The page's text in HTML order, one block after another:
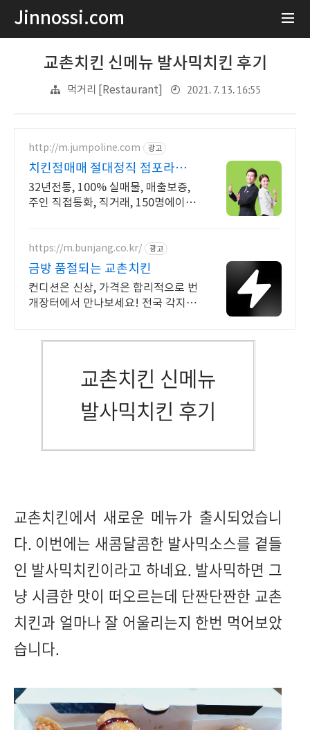
Jinnossi.com
교촌치킨 신메뉴 발사믹치킨 후기
먹거리 [Restaurant] 2021. 7. 13. 16:55
http://m.jumpoline.com 광고
치킨점매매 절대정직 점포라인
빠른 직거래 & 안전중개거래
32년전통, 100% 실매물, 매출보증,
주인 직접통화, 직거래, 150명에이전
https://m.bunjang.co.kr/ 광고
금방 품절되는 교촌치킨
컨디션은 신상, 가격은 합리적으로 번
개장터에서 만나보세요! 전국 각지에
교촌치킨 신메뉴
발사믹치킨 후기
교촌치킨에서 새로운 메뉴가 출시되었습니
다. 이번에는 새콤달콤한 발사믹소스를 곁들
인 발사믹치킨이라고 하네요. 발사믹하면 그
냥 시큼한 맛이 떠오르는데 단짠단짠한 교촌
치킨과 얼마나 잘 어울리는지 한번 먹어보았
습니다.